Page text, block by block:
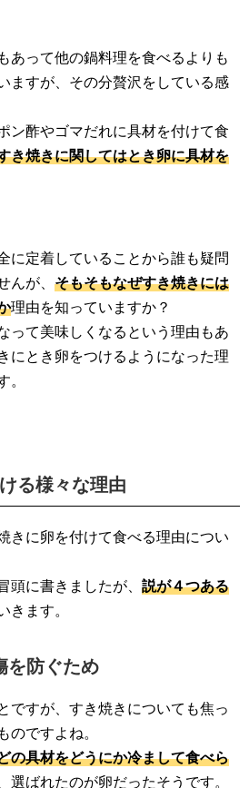
あって他の鍋料理を食べるよりも
ますが、その分贅沢をしている感
ン酢やゴマだれに具材を付けて食
き焼きに関してはとき卵に具材を
に定着していることから誰も疑問
んが、 そもそもなぜすき焼きには
理由を知っていますか？
って美味しくなるという理由もあ
にとき卵をつけるようになった理
る様々な理由
きに卵を付けて食べる理由につい
頭に書きましたが、 説が４つある
きます。
を防ぐため
ですが、すき焼きについても焦っ
のですよね。
の具材をどうにか冷まして食べら
選ばれたのが卵だったそうです。